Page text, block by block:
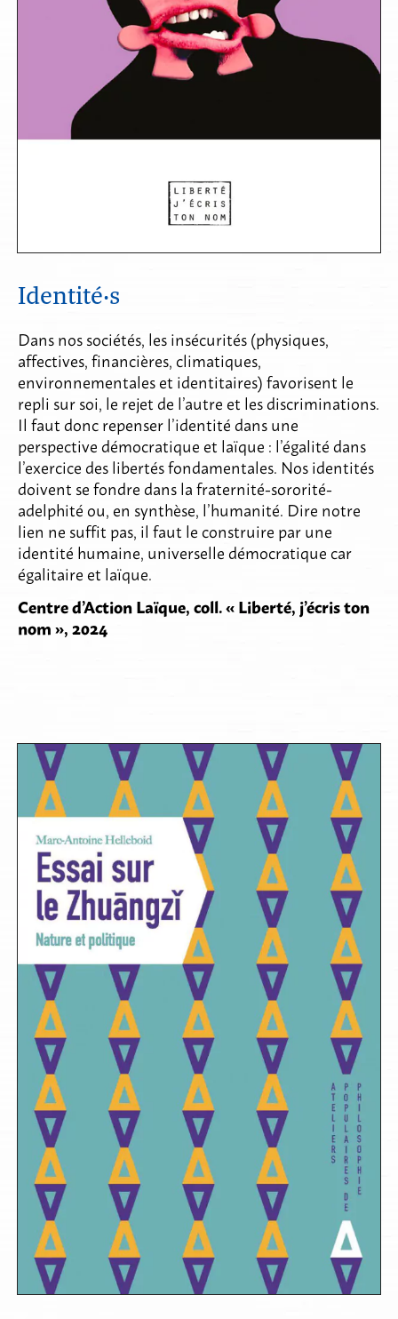
Identité·s
Dans nos sociétés, les insécurités (physiques,
affectives, financières, climatiques,
environnementales et identitaires) favorisent le
repli sur soi, le rejet de l’autre et les discriminations.
Il faut donc repenser l’identité dans une
perspective démocratique et laïque : l’égalité dans
l’exercice des libertés fondamentales. Nos identités
doivent se fondre dans la fraternité-sororité-
adelphité ou, en synthèse, l’humanité. Dire notre
lien ne suffit pas, il faut le construire par une
identité humaine, universelle démocratique car
égalitaire et laïque.
Centre d’Action Laïque,coll. «Liberté, j’écris ton
nom», 2024